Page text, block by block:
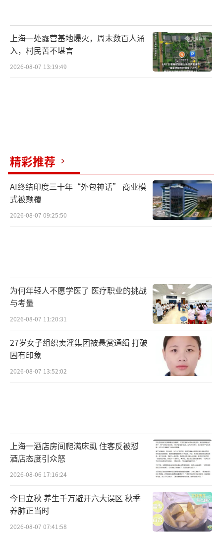
上海一处露营基地爆火，周末数百人涌
入，村民苦不堪言
2026-08-07 13:19:49
精彩推荐
AI终结印度三十年“外包神话” 商业模
式被颠覆
2026-08-07 09:25:50
为何年轻人不愿学医了 医疗职业的挑战
与考量
2026-08-07 11:20:31
27岁女子组织卖淫集团被悬赏通缉 打破
固有印象
2026-08-07 13:52:02
上海一酒店房间爬满床虱 住客反被怼
酒店态度引众怒
2026-08-06 17:16:24
今日立秋 养生千万避开六大误区 秋季
养肺正当时
2026-08-07 07:41:58